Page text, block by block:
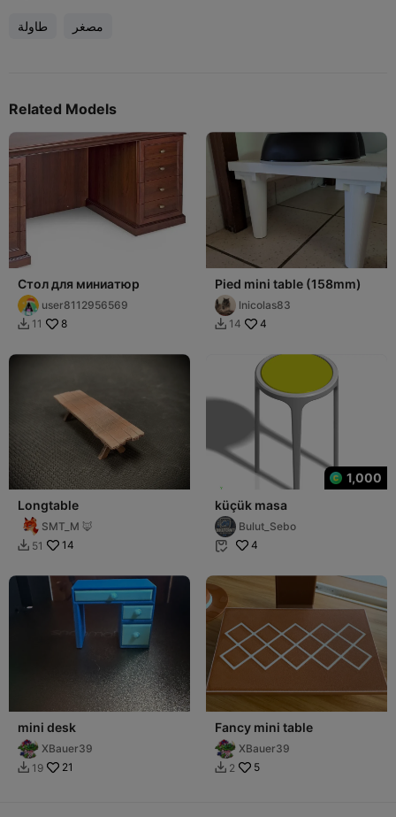
طاولة مصغر
Related Models
Стол для миниатюр
user8112956569
 11 8
Pied mini table (158mm)
lnicolas83
 14 4
Longtable
SMT_M 🦊
 51 14
1,000
küçük masa
Bulut_Sebo
 4
mini desk
XBauer39
 19 21
Fancy mini table
XBauer39
 2 5